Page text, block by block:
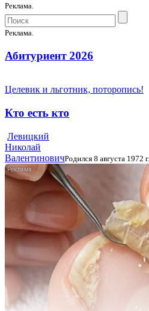
Реклама.
Реклама.
Абитуриент 2026
Целевик и льготник, поторопись!
Кто есть кто
Левицкий
Николай
ВалентиновичРодился 8 августа 1972 г.